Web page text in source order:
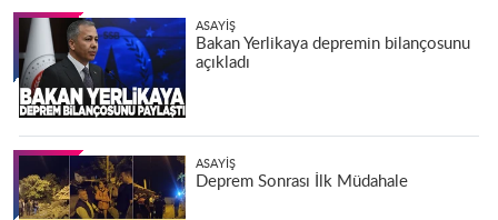
ASAYIŞ
Bakan Yerlikaya depremin bilançosunu
açıkladı
ASAYIŞ
Deprem Sonrası İlk Müdahale